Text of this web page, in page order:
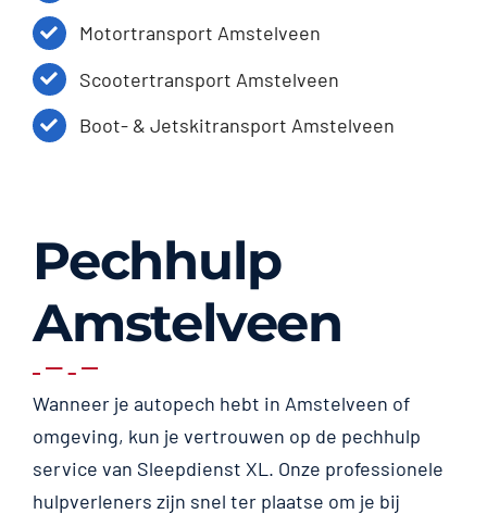
Motortransport Amstelveen
Scootertransport Amstelveen
Boot- & Jetskitransport Amstelveen
Pechhulp
Amstelveen
Wanneer je autopech hebt in Amstelveen of
omgeving, kun je vertrouwen op de pechhulp
service van Sleepdienst XL. Onze professionele
hulpverleners zijn snel ter plaatse om je bij